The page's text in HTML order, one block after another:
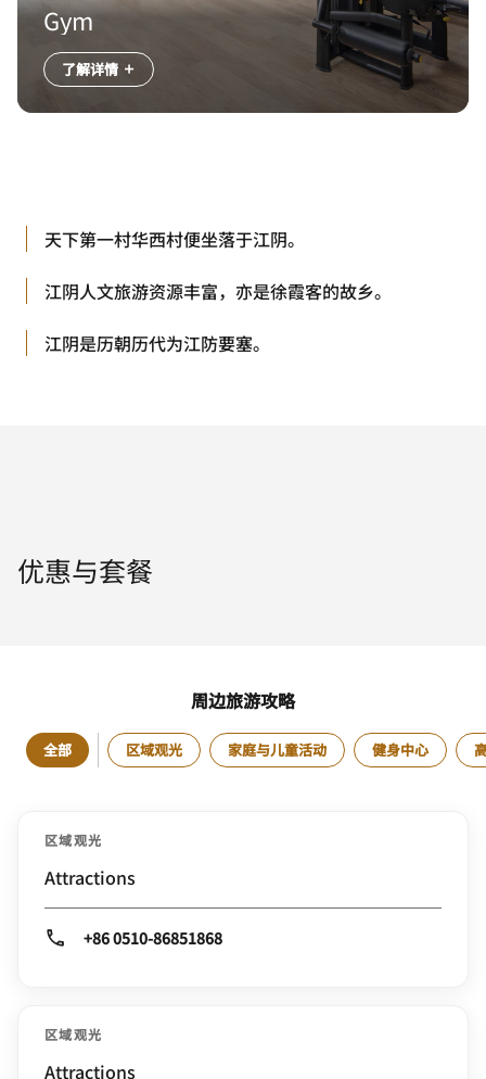
Gym
了解详情
天下第一村华⻄村便坐落于江阴。
江阴人文旅游资源丰富，亦是徐霞客的故乡。
江阴是历朝历代为江防要塞。
优惠与套餐
周边旅游攻略
全部 区域观光 家庭与儿童活动 健身中心
区域观光
Attractions
+86 0510-86851868
区域观光
Attractions